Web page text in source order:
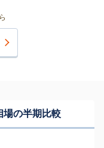
場の半期比較